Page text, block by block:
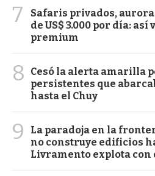
7
Safaris privados,
de US$ 3.000 por día:
premium
8
Cesó la alerta amarilla
persistentes que
hasta el Chuy
9
La paradoja en la
no construye edificios
Livramento explota con